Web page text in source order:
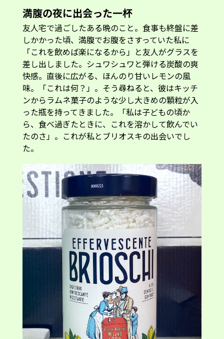
満腹の夜に出会った一杯
友人宅で過ごしたある晩のこと。食事も終盤に差
しかかった頃、満腹でお腹をさすっていた私に
「これを飲めば楽になるから」と友人がグラスを
差し出しました。シュワシュワと弾ける炭酸の爽
快感。直後に広がる、ほんのり甘いレモンの風
味。「これは何？」。そう尋ねると、彼はキッチ
ンからラムネ菓子のような少し大きめの顆粒が入
った瓶を持ってきました。「私は子どもの頃か
ら、食べ過ぎたときに、これを溶かして飲んでい
たのさ」。これが私とブリオスキの出会いでし
た。